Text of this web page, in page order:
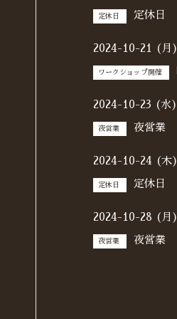
定休日 定休日
2024-10-21 (月)
ワークショップ開催
2024-10-23 (水)
夜営業 夜営業
2024-10-24 (木)
定休日 定休日
2024-10-28 (月)
夜営業 夜営業